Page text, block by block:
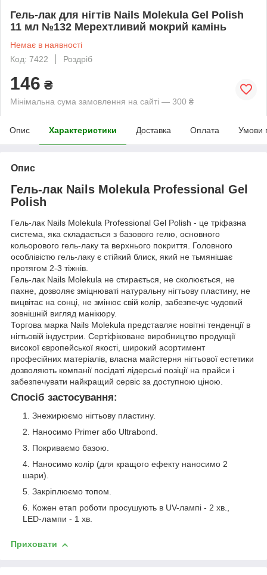
Гель-лак для нігтів Nails Molekula Gel Polish
11 мл №132 Мерехтливий мокрий камінь
Немає в наявності
Код: 7422
Роздріб
146 ₴
Мінімальна сума замовлення на сайті — 300 ₴
Опис Характеристики Доставка Оплата Умови
Опис
Гель-лак Nails Molekula Professional Gel
Polish
Гель-лак Nails Molekula Professional Gel Polish - це тріфазна
система, яка складається з базового гелю, основного
кольорового гель-лаку та верхнього покриття. Головного
особлівістю гель-лаку є стійкий блиск, який не тьмянішає
протягом 2-3 тіжнів.
Гель-лак Nails Molekula не стирається, не сколюється, не
пахне, дозволяє зміцнюваті натуральну нігтьову пластину, не
вицвітає на сонці, не змінює свій колір, забезпечує чудовий
зовнішній вигляд манікюру.
Торгова марка Nails Molekula представляє новітні тенденції в
нігтьовій індустрии. Сертіфіковане виробництво продукції
високої європейської якості, широкий асортимент
професійних матеріалів, власна майстерня нігтьової естетики
дозволяють компанії посідаті лідерські позіції на прайси і
забезпечувати найкращий сервіс за доступною ціною.
Спосіб застосування:
Знежирюємо нігтьову пластину.
Наносимо Primer або Ultrabond.
Покриваємо базою.
Наносимо колір (для кращого ефекту наносимо 2
шари).
Закріплюємо топом.
Кожен етап роботи просушують в UV-лампі - 2 хв.,
LED-лампи - 1 хв.
Приховати